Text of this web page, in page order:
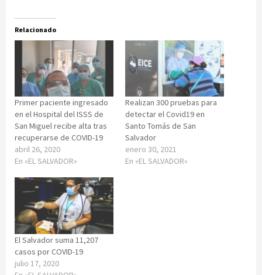
Relacionado
Primer paciente ingresado
en el Hospital del ISSS de
San Miguel recibe alta tras
recuperarse de COVID-19
abril 26, 2020
En «EL SALVADOR»
Realizan 300 pruebas para
detectar el Covid19 en
Santo Tomás de San
Salvador
enero 30, 2021
En «EL SALVADOR»
El Salvador suma 11,207
casos por COVID-19
julio 17, 2020